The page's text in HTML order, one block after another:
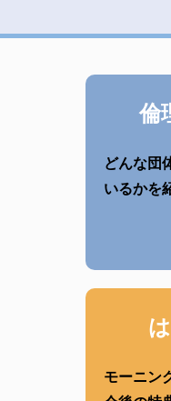
倫
どんな団
いるかを
モーニン